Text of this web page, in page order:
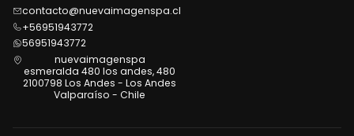
contacto@nuevaimagenspa.cl
+56951943772
56951943772
nuevaimagenspa
esmeralda 480 los andes, 480
2100798 Los Andes - Los Andes
Valparaíso - Chile